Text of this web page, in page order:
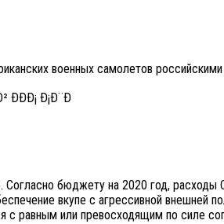
военных самолетов
бюджету на 2020 год,
вкупе с агрессивной внешней
с равным или превосходящим по силе